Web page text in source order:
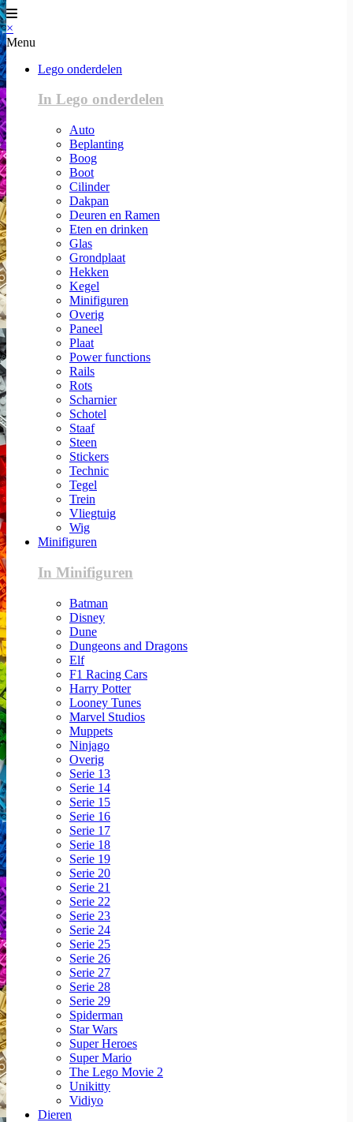
×
Menu
Lego onderdelen
In Lego onderdelen
Auto
Beplanting
Boog
Boot
Cilinder
Dakpan
Deuren en Ramen
Eten en drinken
Glas
Grondplaat
Hekken
Kegel
Minifiguren
Overig
Paneel
Plaat
Power functions
Rails
Rots
Scharnier
Schotel
Staaf
Steen
Stickers
Technic
Tegel
Trein
Vliegtuig
Wig
Minifiguren
In Minifiguren
Batman
Disney
Dune
Dungeons and Dragons
Elf
F1 Racing Cars
Harry Potter
Looney Tunes
Marvel Studios
Muppets
Ninjago
Overig
Serie 13
Serie 14
Serie 15
Serie 16
Serie 17
Serie 18
Serie 19
Serie 20
Serie 21
Serie 22
Serie 23
Serie 24
Serie 25
Serie 26
Serie 27
Serie 28
Serie 29
Spiderman
Star Wars
Super Heroes
Super Mario
The Lego Movie 2
Unikitty
Vidiyo
Dieren